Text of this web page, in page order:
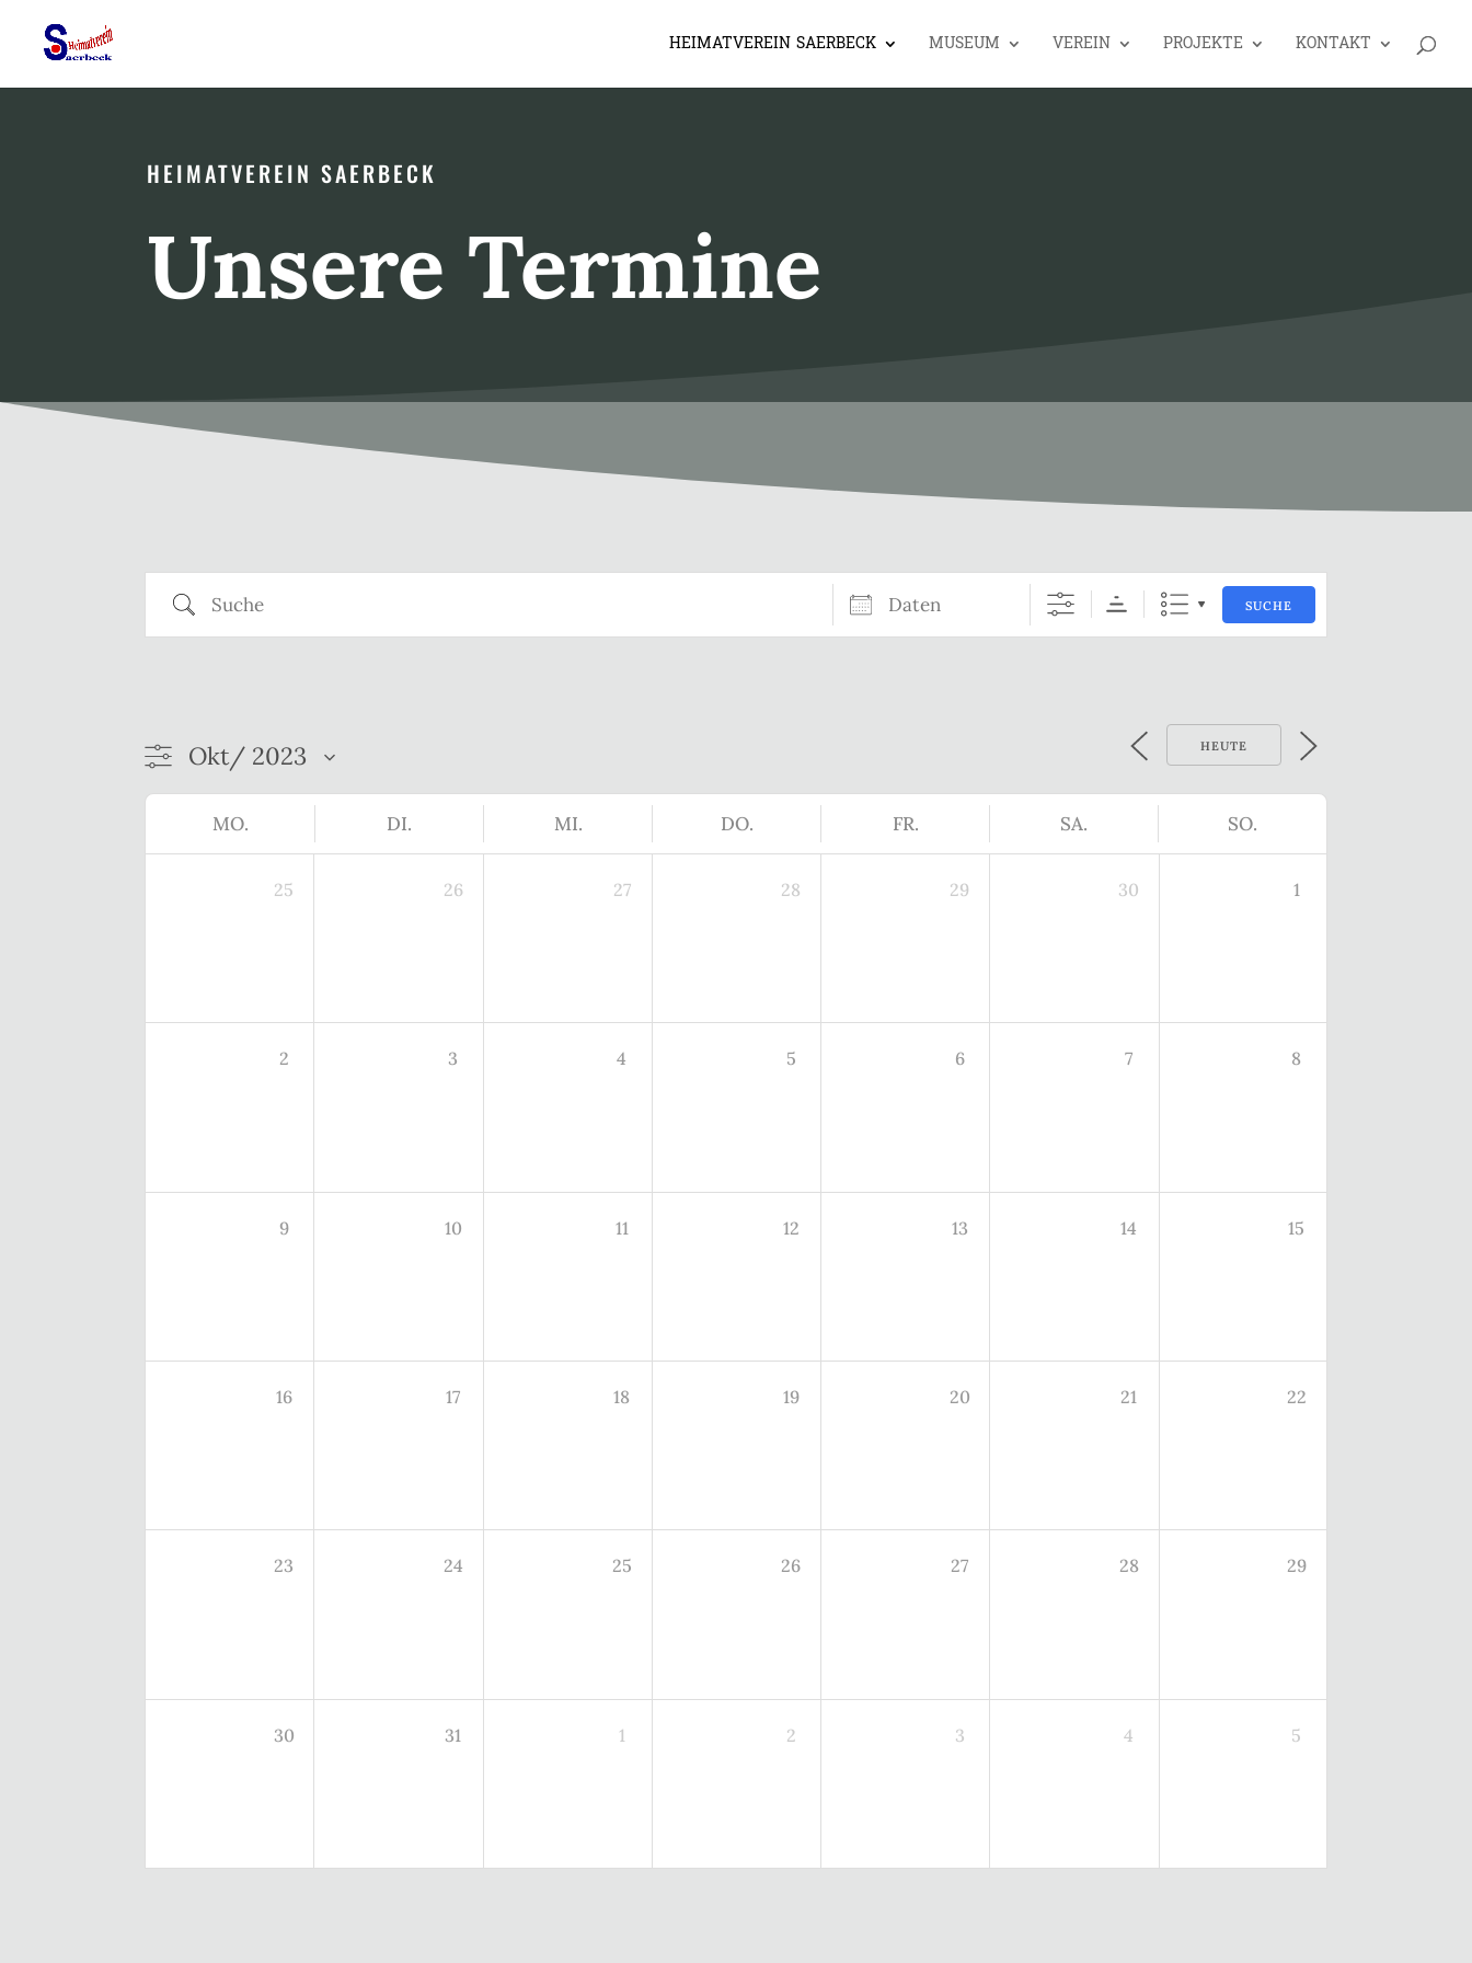
HEIMATVEREIN SAERBECK MUSEUM VEREIN PROJEKTE KONTAKT
HEIMATVEREIN SAERBECK
Unsere Termine
Suche Daten SUCHE
HEUTE
MO. DI. MI. DO. FR. SA. SO.
25 26 27 28 29 30 1
2 3 4 5 6 7 8
9 10 11 12 13 14 15
16 17 18 19 20 21 22
23 24 25 26 27 28 29
30 31 1 2 3 4 5